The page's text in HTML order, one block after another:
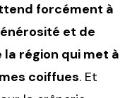
forcément à
et de
la région qui met à
coiffues. Et